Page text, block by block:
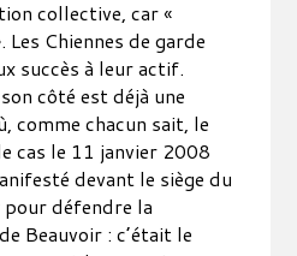
collective, car «
Chiennes de garde
succès à leur actif.
côté est déjà une
comme chacun sait, le
cas le 11 janvier 2008
devant le siège du
défendre la
Beauvoir : c’était le